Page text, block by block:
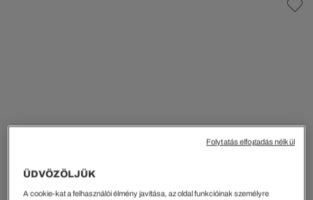
ÜDVÖZÖLJÜK
A cookie-kat a felhasználói élmény javítása, az oldal funkcióinak személyre
Folytatás elfogadás nélkül